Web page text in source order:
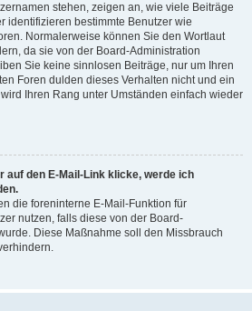
stehen, zeigen an, wie viele Beiträge
identifizieren bestimmte Benutzer wie
Normalerweise können Sie den Wortlaut
da sie von der Board-Administration
Sie keine sinnlosen Beiträge, nur um Ihren
Foren dulden dieses Verhalten nicht und ein
Ihren Rang unter Umständen einfach wieder
auf den E-Mail-Link klicke, werde ich
die foreninterne E-Mail-Funktion für
nutzen, falls diese von der Board-
Diese Maßnahme soll den Missbrauch